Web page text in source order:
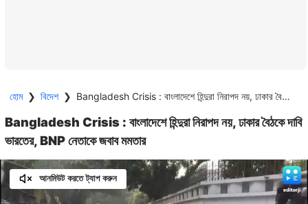
হোম ❯ বিদেশ ❯ Bangladesh Crisis : বাংলাদেশে হিন্দুরা নিরাপদ নয়, ঢাকার বৈঠকে দাবি ভারতের, BNP নেতাকে জবাব মমতার
Bangladesh Crisis : বাংলাদেশে হিন্দুরা নিরাপদ নয়, ঢাকার বৈঠকে দাবি
ভারতের, BNP নেতাকে জবাব মমতার
আনমিউট করতে ট্যাপ করুন